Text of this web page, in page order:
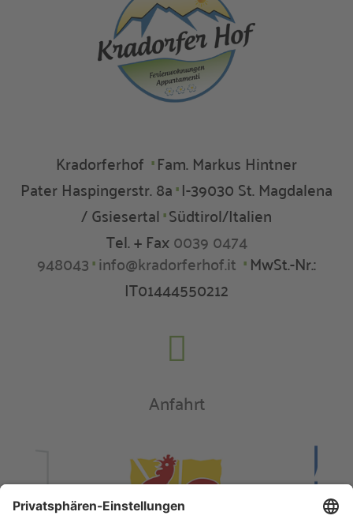
Kradorferhof ∎ Fam. Markus Hintner
Pater Haspingerstr. 8a ∎ I-39030 St. Magdalena
/ Gsiesertal ∎ Südtirol/Italien
Tel. + Fax0039 0474
948043 ∎ info@kradorferhof.it ∎ MwSt.-Nr.:
IT01444550212

Anfahrt